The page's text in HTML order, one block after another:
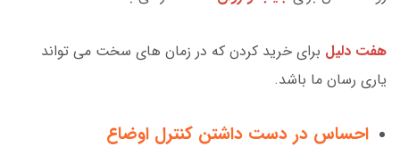
هفت دلیل برای خرید کردن که در زمان های سخت می تواند
یاری رسان ما باشد.
احساس در دست داشتن کنترل اوضاع